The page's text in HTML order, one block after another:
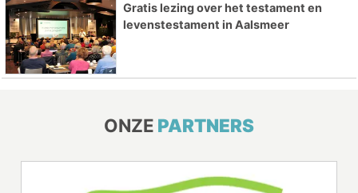
Gratis lezing over het testament en
levenstestament in Aalsmeer
ONZE PARTNERS